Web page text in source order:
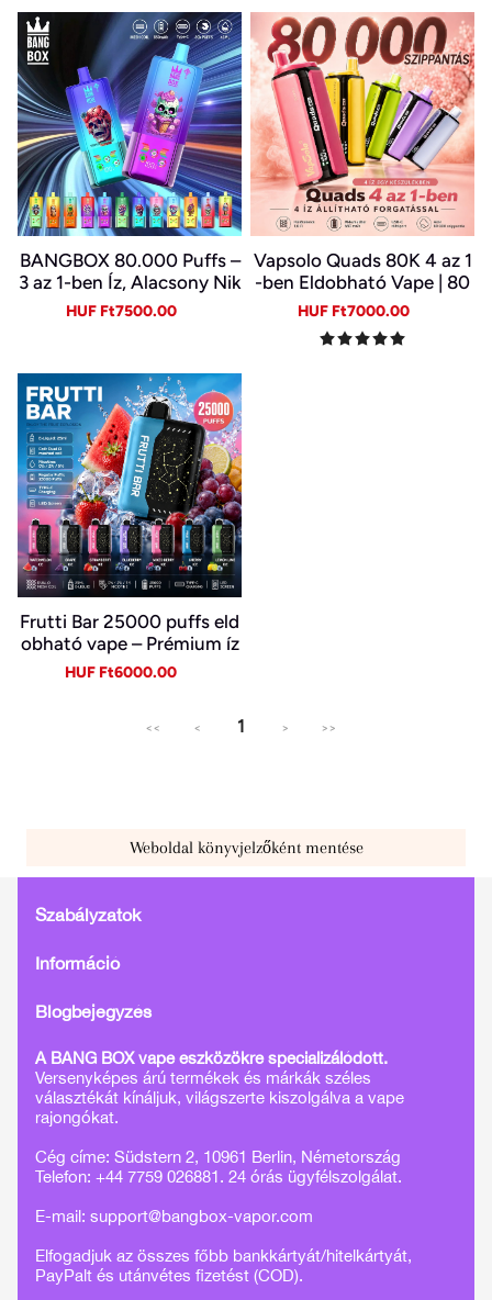
BANGBOX 80.000 Puffs –
3 az 1-ben Íz, Alacsony Nik
otin, Eredeti Újratölthető
Sale
HUF Ft7500.00
Vapsolo Quads 80K 4 az 1
-ben Eldobható Vape | 80
000 Slukk, Több Íz Egy Ké
szülékben
Sale
HUF Ft7000.00
Frutti Bar 25000 puffs eld
obható vape – Prémium íz
és sima gőz
Sale
HUF Ft6000.00
<< < 1 > >>
Weboldal könyvjelzőként mentése
Szabályzatok
Információ
Blogbejegyzés
A BANG BOX vape eszközökre specializálódott.
Versenyképes árú termékek és márkák széles
választékát kínáljuk, világszerte kiszolgálva a vape
rajongókat.
Cég címe: Südstern 2, 10961 Berlin, Németország
Telefon: +44 7759 026881. 24 órás ügyfélszolgálat.
E-mail: support@bangbox-vapor.com
Elfogadjuk az összes főbb bankkártyát/hitelkártyát,
PayPalt és utánvétes fizetést (COD).